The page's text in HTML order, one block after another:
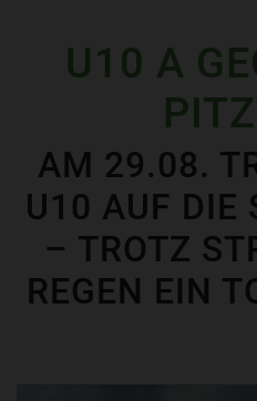
U10 A
AM 29.08.
U10 AUF DIE
– TROTZ
REGEN EIN